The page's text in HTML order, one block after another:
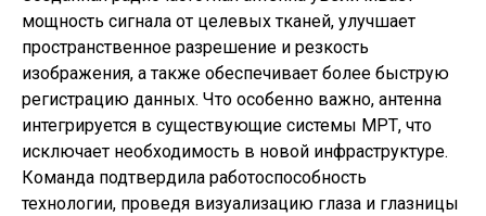
мощность сигнала от целевых тканей, улучшает
пространственное разрешение и резкость
изображения, а также обеспечивает более быструю
регистрацию данных. Что особенно важно, антенна
интегрируется в существующие системы МРТ, что
исключает необходимость в новой инфраструктуре.
Команда подтвердила работоспособность
технологии, проведя визуализацию глаза и глазницы